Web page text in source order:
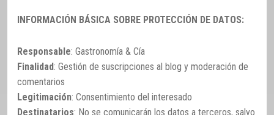
INFORMACIÓN BÁSICA SOBRE PROTECCIÓN DE DATOS:
Responsable: Gastronomía & Cía
Finalidad: Gestión de suscripciones al blog y moderación de
comentarios
Legitimación: Consentimiento del interesado
Destinatarios: No se comunicarán los datos a terceros, salvo